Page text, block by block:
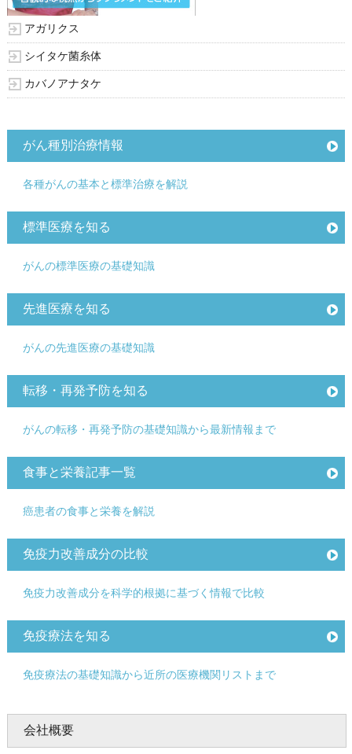
アガリクス
シイタケ菌糸体
カバノアナタケ
がん種別治療情報
各種がんの基本と標準治療を解説
標準医療を知る
がんの標準医療の基礎知識
先進医療を知る
がんの先進医療の基礎知識
転移・再発予防を知る
がんの転移・再発予防の基礎知識から最新情報まで
食事と栄養記事一覧
癌患者の食事と栄養を解説
免疫力改善成分の比較
免疫力改善成分を科学的根拠に基づく情報で比較
免疫療法を知る
免疫療法の基礎知識から近所の医療機関リストまで
会社概要